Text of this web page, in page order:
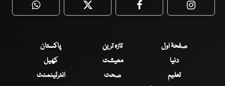
WhatsApp Twitter Facebook
صفحۂ اول تازہ ترین
پاکستان
دنیا
معیشت
کھیل
تعلیم
صحت
انٹرٹینمنٹ